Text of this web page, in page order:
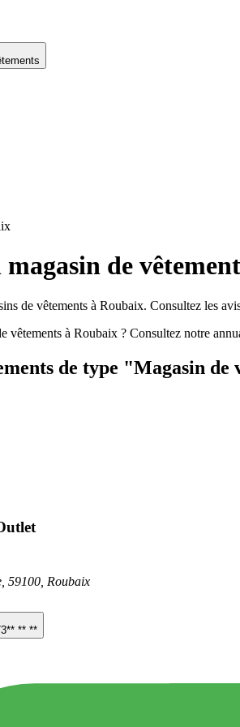
de
de vêtements à Roubaix. Consultez les
vêtements à Roubaix ? Consultez notre
de type "Magasin de
59100 Roubaix
** **